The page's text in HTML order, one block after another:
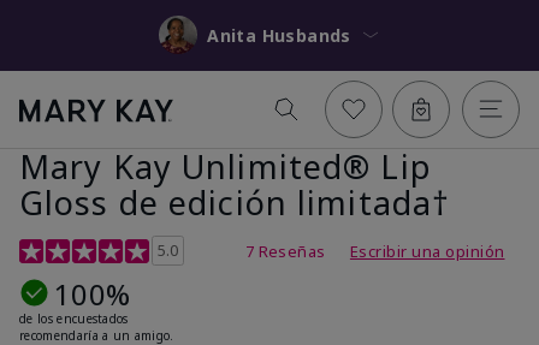
Anita Husbands
Mary Kay Unlimited® Lip
Gloss de edición limitada†
Calificación de clientes de 5 de 5
5.0 7 Reseñas Escribir una opinión
100%
de los encuestados
recomendaría a un amigo.